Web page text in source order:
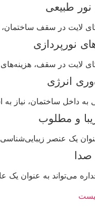
نور طبیعی
لایت در سقف
نورپردازی
لایت در سقف،
انرژی
به داخل ساختمان، نیاز
و مطلوب
یک عنصر
می‌تواند به عنوان